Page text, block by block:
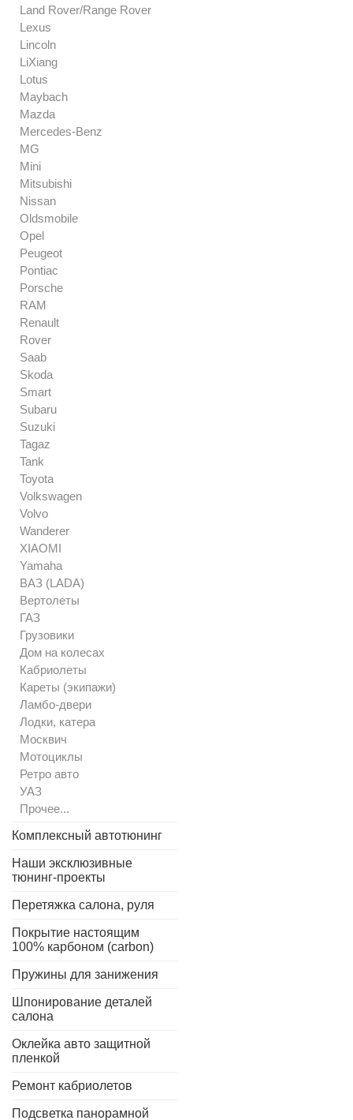
Land Rover/Range Rover
Lexus
Lincoln
LiXiang
Lotus
Maybach
Mazda
Mercedes-Benz
MG
Mini
Mitsubishi
Nissan
Oldsmobile
Opel
Peugeot
Pontiac
Porsche
RAM
Renault
Rover
Saab
Skoda
Smart
Subaru
Suzuki
Tagaz
Tank
Toyota
Volkswagen
Volvo
Wanderer
XIAOMI
Yamaha
ВАЗ (LADA)
Вертолеты
ГАЗ
Грузовики
Дом на колесах
Кабриолеты
Кареты (экипажи)
Ламбо-двери
Лодки, катера
Москвич
Мотоциклы
Ретро авто
УАЗ
Прочее...
Комплексный автотюнинг
Наши эксклюзивные
тюнинг-проекты
Перетяжка салона, руля
Покрытие настоящим
100% карбоном (carbon)
Пружины для занижения
Шпонирование деталей
салона
Оклейка авто защитной
пленкой
Ремонт кабриолетов
Подсветка панорамной